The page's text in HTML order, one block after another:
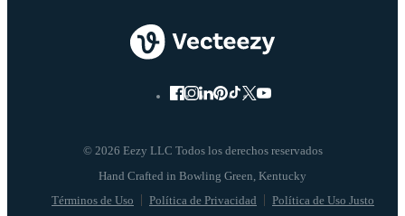
© 2026 Eezy LLC Todos los derechos reservados
Términos de Uso Política de Privacidad Política de Uso Justo